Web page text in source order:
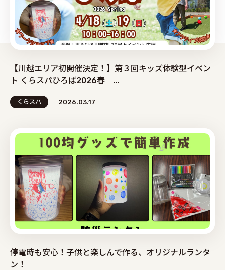
【川越エリア初開催決定！】第３回キッズ体験型イベン
ト くらスパひろば2026春 ...
くらスパ 2026.03.17
停電時も安心！子供と楽しんで作る、オリジナルランタ
ン！